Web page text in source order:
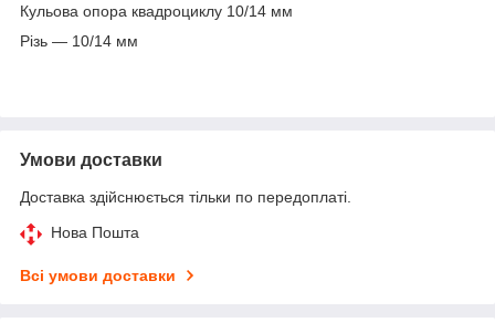
Кульова опора квадроциклу 10/14 мм
Різь — 10/14 мм
Умови доставки
Доставка здійснюється тільки по передоплаті.
Нова Пошта
Всі умови доставки